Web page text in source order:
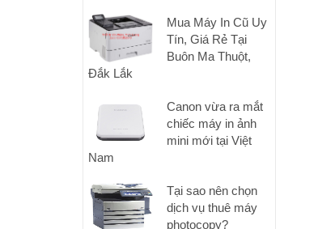
Mua Máy In Cũ Uy
Tín, Giá Rẻ Tại
Buôn Ma Thuột,
Đắk Lắk
Canon vừa ra mắt
chiếc máy in ảnh
mini mới tại Việt
Nam
Tại sao nên chọn
dịch vụ thuê máy
photocopy?